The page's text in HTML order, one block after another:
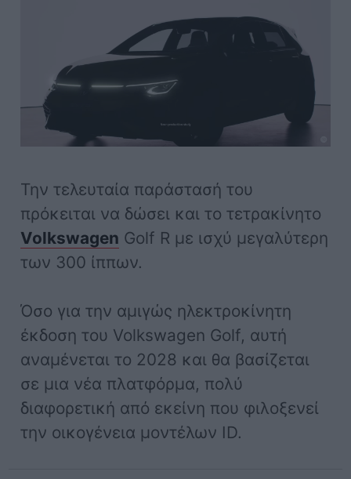
Την τελευταία παράστασή του
πρόκειται να δώσει και το τετρακίνητο
Volkswagen Golf R με ισχύ μεγαλύτερη
των 300 ίππων.
Όσο για την αμιγώς ηλεκτροκίνητη
έκδοση του Volkswagen Golf, αυτή
αναμένεται το 2028 και θα βασίζεται
σε μια νέα πλατφόρμα, πολύ
διαφορετική από εκείνη που φιλοξενεί
την οικογένεια μοντέλων ID.